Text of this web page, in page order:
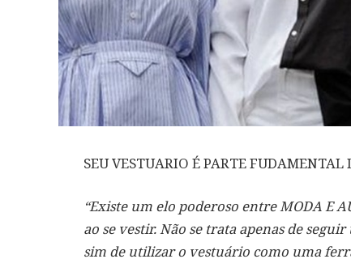
SEU VESTUARIO É PARTE FUDAMENTAL
“Existe um elo poderoso entre MODA E
ao se vestir. Não se trata apenas de
sim de utilizar o vestuário como uma